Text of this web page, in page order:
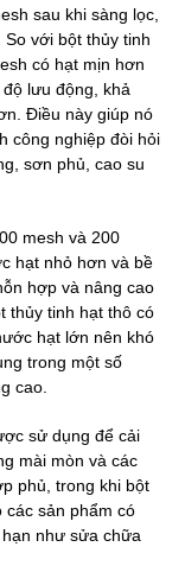
sau khi sàng lọc,
với bột thủy tinh
có hạt mịn hơn
lưu động, khả
Điều này giúp nó
công nghiệp đòi hỏi
sơn phủ, cao su
mesh và 200
hạt nhỏ hơn và bề
hợp và nâng cao
thủy tinh hạt thô có
hạt lớn nên khó
trong một số
cao.
sử dụng để cải
mài mòn và các
phủ, trong khi bột
các sản phẩm có
như sửa chữa